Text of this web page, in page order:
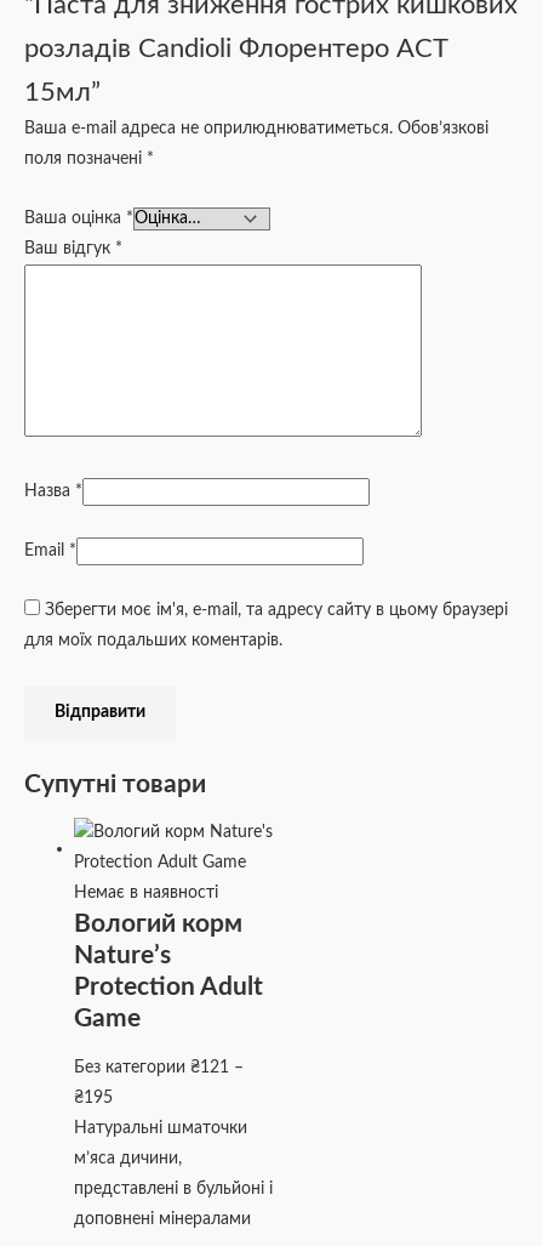
розладів Candioli Флорентеро АСТ
15мл”
Ваша e-mail адреса не оприлюднюватиметься. Обов’язкові
поля позначені *
Ваша оцінка *
Ваш відгук *
Назва *
Email *
Зберегти моє ім'я, e-mail, та адресу сайту в цьому браузері
для моїх подальших коментарів.
Супутні товари
Немає в наявності
Вологий корм
Nature’s
Protection Adult
Game
Без категории₴121
–
₴195
Натуральні шматочки
м’яса дичини,
представлені в бульйоні і
доповнені мінералами